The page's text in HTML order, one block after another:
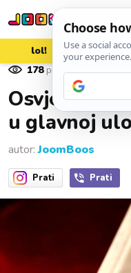
lol! aww
178pregleda
u glavnoj
autor:JoomBoos
Prati Prati